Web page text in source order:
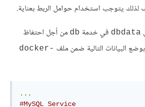
لذلك يتوجب استخدام حوامل الربط بعناية.
dbdata في خدمة db من أجل احتفاظ
docker-
...
#MySQL Service